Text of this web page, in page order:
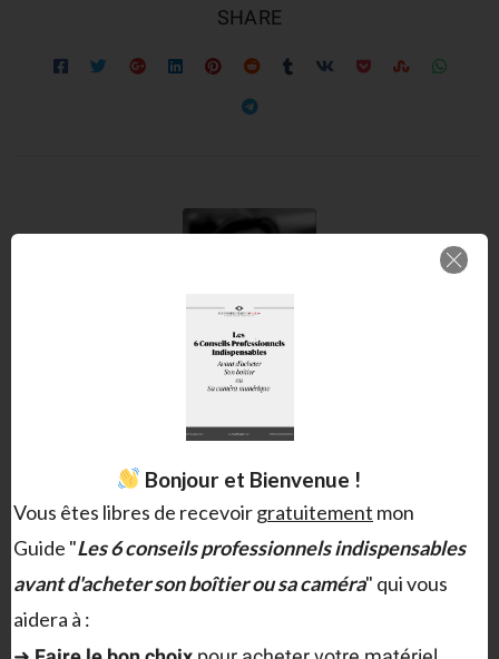
SHARE
Christophe MILET
dans la stratégie narrative.
Laisser un commentaire
Bonjour et Bienvenue !
Vous êtes libres de recevoirgratuitement mon
Guide "Les 6 conseils professionnels indispensables
avant d'acheter son boîtier ou sa caméra" qui vous
aidera à :